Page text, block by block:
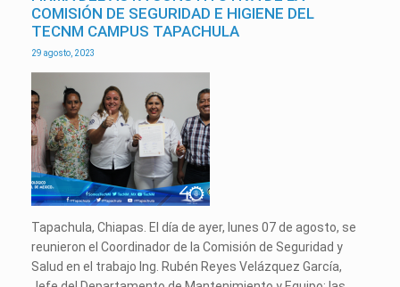
COMISIÓN DE SEGURIDAD E HIGIENE DEL
TECNM CAMPUS TAPACHULA
29 agosto, 2023
Tapachula, Chiapas. El día de ayer, lunes 07 de agosto, se
reunieron el Coordinador de la Comisión de Seguridad y
Salud en el trabajo Ing. Rubén Reyes Velázquez García,